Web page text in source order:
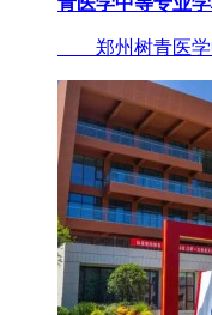
郑州树青医学